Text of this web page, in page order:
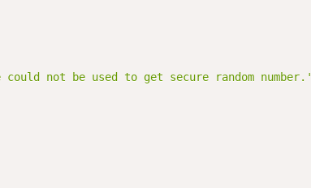
not be used to get secure random number.'